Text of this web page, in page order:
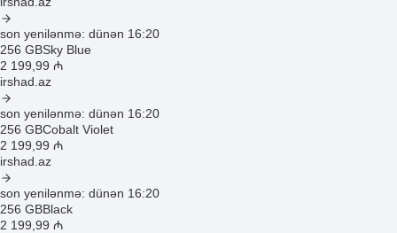
son yenilənmə: dünən 16:20
256 GBSky Blue
2 199 ,99 ₼
irshad.az
son yenilənmə: dünən 16:20
256 GBCobalt Violet
2 199 ,99 ₼
irshad.az
son yenilənmə: dünən 16:20
256 GBBlack
2 199 ,99 ₼